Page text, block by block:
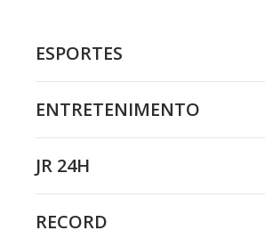
ESPORTES
ENTRETENIMENTO
JR 24H
RECORD